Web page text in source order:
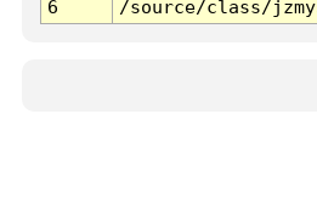
6
/source/class/